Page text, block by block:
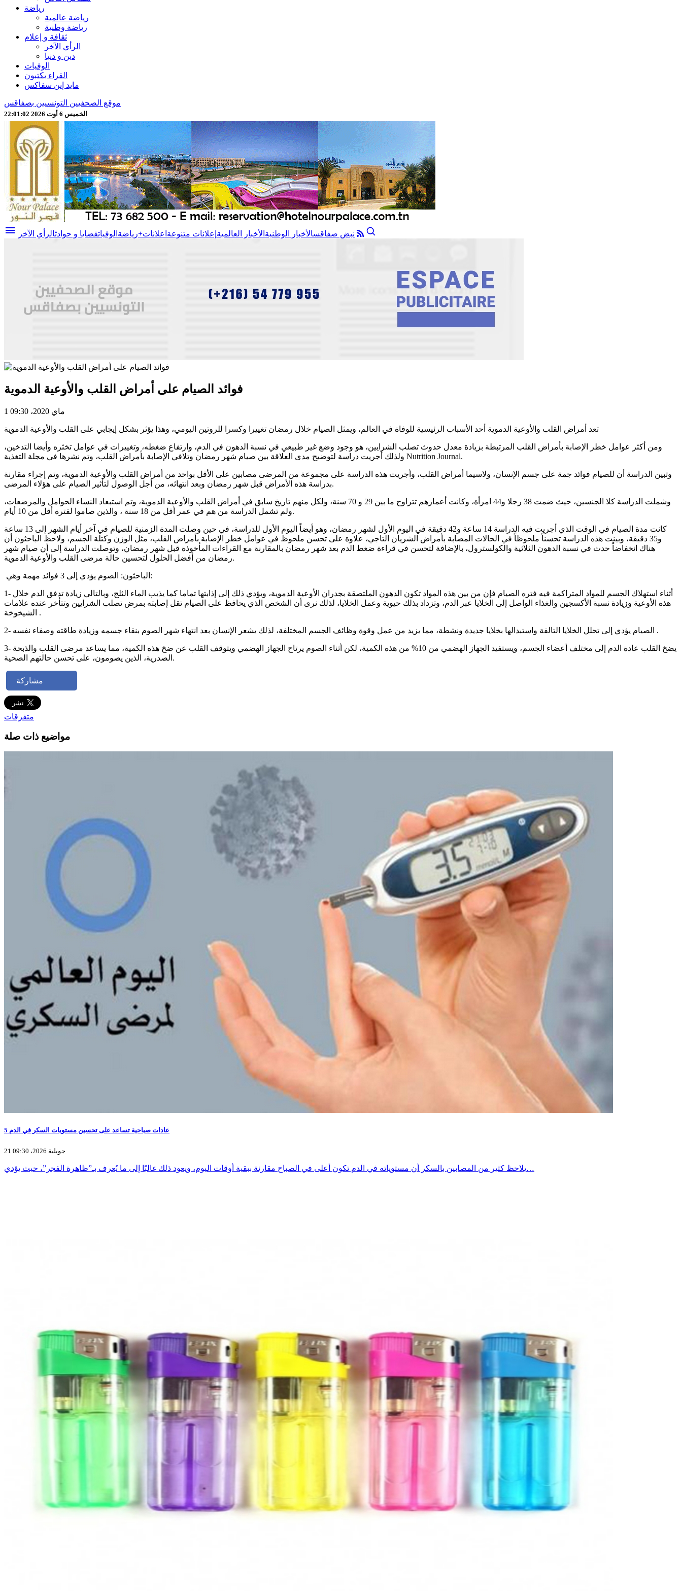
رياضة
رياضة عالمية
رياضة وطنية
ثقافة و إعلام
الرأي الآخر
دين و دنيا
الوفيات
القراء يكتبون
مايد إين سفاكس
موقع الصحفيين التونسيين بصفاقس
الخميس 6 أوت 2026 22:01:04
menu نبض صفاقسالأخبار الوطنية الأخبار العالمية إعلانات متنوعة اعلانات+رياضة الوفياتقضايا و حوادثالرأي الآخر
فوائد الصيام على أمراض القلب والأوعية الدموية
1 ماي 2020، 09:30
تعد أمراض القلب والأوعية الدموية أحد الأسباب الرئيسية للوفاة في العالم، ويمثل الصيام خلال رمضان تغييرا وكسرا للروتين اليومي، وهذا يؤثر بشكل إيجابي على القلب والأوعية الدموية
ومن أكثر عوامل خطر الإصابة بأمراض القلب المرتبطة بزيادة معدل حدوث تصلب الشرايين، هو وجود وضع غير طبيعي في نسبة الدهون في الدم، وارتفاع ضغطه، وتغييرات في عوامل تخثره وأيضا التدخين،
ولذلك أجريت دراسة لتوضيح مدى العلاقة بين صيام شهر رمضان وتلافي الإصابة بأمراض القلب، وتم نشرها في مجلة التغذية Nutrition Journal.
وتبين الدراسة أن للصيام فوائد جمة على جسم الإنسان، ولاسيما أمراض القلب، وأجريت هذه الدراسة على مجموعة من المرضى مصابين على الأقل بواحد من أمراض القلب والأوعية الدموية، وتم إجراء مقارنة
بدراسة هذه الأمراض قبل شهر رمضان وبعد انتهائه، من أجل الوصول لتأثير الصيام على هؤلاء المرضى.
وشملت الدراسة كلا الجنسين، حيث ضمت 38 رجلا و44 امرأة، وكانت أعمارهم تتراوح ما بين 29 و 70 سنة، ولكل منهم تاريخ سابق في أمراض القلب والأوعية الدموية، وتم استبعاد النساء الحوامل والمرضعات،
ولم تشمل الدراسة من هم في عمر أقل من 18 سنة ، والذين صاموا لفترة أقل من 10 أيام.
كانت مدة الصيام في الوقت الذي أجريت فيه الدراسة 14 ساعة و42 دقيقة في اليوم الأول لشهر رمضان، وهو أيضاً اليوم الأول للدراسة، في حين وصلت المدة الزمنية للصيام في آخر أيام الشهر إلى 13 ساعة
و35 دقيقة، وبينت هذه الدراسة تحسناً ملحوظاً في الحالات المصابة بأمراض الشريان التاجي، علاوة على تحسن ملحوظ في عوامل خطر الإصابة بأمراض القلب، مثل الوزن وكتلة الجسم، ولاحظ الباحثون أن
هناك انخفاضاً حدث في نسبة الدهون الثلاثية والكولسترول، بالإضافة لتحسن في قراءة ضغط الدم بعد شهر رمضان بالمقارنة مع القراءات المأخوذة قبل شهر رمضان، وتوصلت الدراسة إلى أن صيام شهر
رمضان من أفضل الحلول لتحسين حالة مرضى القلب والأوعية الدموية.
الباحثون: الصوم يؤدي إلى 3 فوائد مهمة وهي:
1- أثناء استهلاك الجسم للمواد المتراكمة فيه فتره الصيام فإن من بين هذه المواد تكون الدهون الملتصقة بجدران الأوعية الدموية، ويؤدي ذلك إلى إذابتها تماما كما يذيب الماء الثلج، وبالتالي زيادة تدفق الدم خلال
هذه الأوعية وزيادة نسبة الأكسجين والغذاء الواصل إلى الخلايا عبر الدم، وتزداد بذلك حيوية وعمل الخلايا، لذلك نرى أن الشخص الذي يحافظ على الصيام تقل إصابته بمرض تصلب الشرايين وتتأخر عنده علامات
الشيخوخة .
2- الصيام يؤدي إلى تحلل الخلايا التالفة واستبدالها بخلايا جديدة ونشطة، مما يزيد من عمل وقوة وظائف الجسم المختلفة، لذلك يشعر الإنسان بعد انتهاء شهر الصوم بنقاء جسمه وزيادة طاقته وصفاء نفسه .
3- يضخ القلب عادة الدم إلى مختلف أعضاء الجسم، ويستفيد الجهاز الهضمي من 10% من هذه الكمية، لكن أثناء الصوم يرتاح الجهاز الهضمي ويتوقف القلب عن ضخ هذه الكمية، مما يساعد مرضى القلب والذبحة
الصدرية، الذين يصومون، على تحسن حالتهم الصحية.
مشاركة
متفرقات
مواضيع ذات صلة
5 عادات صباحية تساعد على تحسين مستويات السكر في الدم
21 جويلية 2026، 09:30
يلاحظ كثير من المصابين بالسكر أن مستوياته في الدم تكون أعلى في الصباح مقارنة ببقية أوقات اليوم، ويعود ذلك غالبًا إلى ما يُعرف بـ”ظاهرة الفجر”، حيث يؤدي…